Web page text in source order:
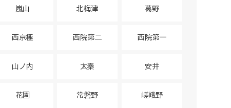
嵐山 北梅津 葛野
西京極 西院第二 西院第一
山ノ内 太秦 安井
花園 常磐野 嵯峨野